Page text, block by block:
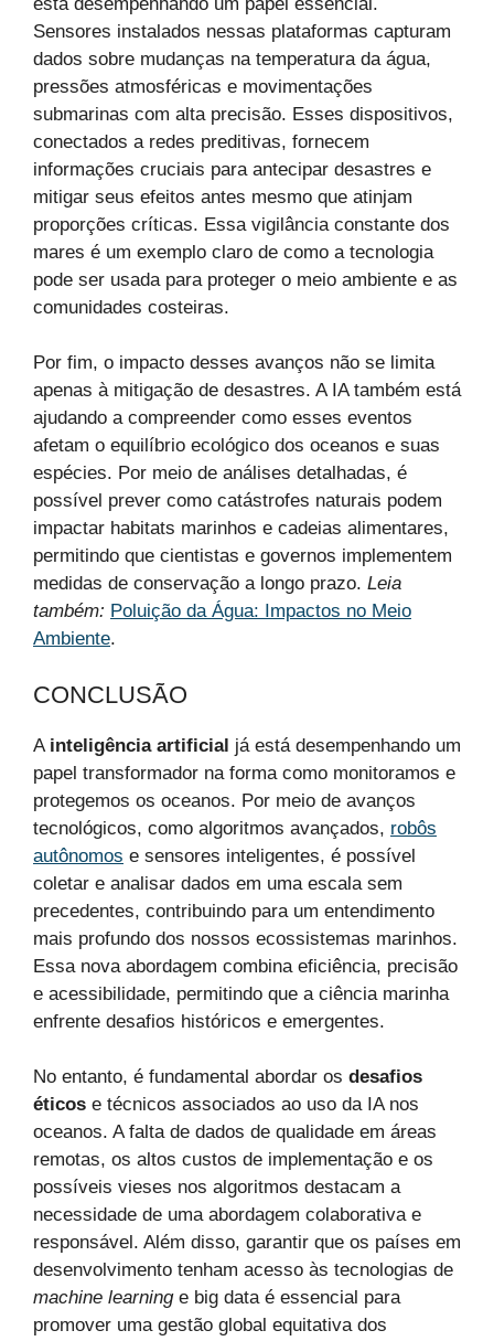
Sensores instalados nessas plataformas capturam
dados sobre mudanças na temperatura da água,
pressões atmosféricas e movimentações
submarinas com alta precisão. Esses dispositivos,
conectados a redes preditivas, fornecem
informações cruciais para antecipar desastres e
mitigar seus efeitos antes mesmo que atinjam
proporções críticas. Essa vigilância constante dos
mares é um exemplo claro de como a tecnologia
pode ser usada para proteger o meio ambiente e as
comunidades costeiras.
Por fim, o impacto desses avanços não se limita
apenas à mitigação de desastres. A IA também está
ajudando a compreender como esses eventos
afetam o equilíbrio ecológico dos oceanos e suas
espécies. Por meio de análises detalhadas, é
possível prever como catástrofes naturais podem
impactar habitats marinhos e cadeias alimentares,
permitindo que cientistas e governos implementem
medidas de conservação a longo prazo. Leia
também: Poluição da Água: Impactos no Meio
Ambiente.
CONCLUSÃO
A inteligência artificial já está desempenhando um
papel transformador na forma como monitoramos e
protegemos os oceanos. Por meio de avanços
tecnológicos, como algoritmos avançados, robôs
autônomos e sensores inteligentes, é possível
coletar e analisar dados em uma escala sem
precedentes, contribuindo para um entendimento
mais profundo dos nossos ecossistemas marinhos.
Essa nova abordagem combina eficiência, precisão
e acessibilidade, permitindo que a ciência marinha
enfrente desafios históricos e emergentes.
No entanto, é fundamental abordar os desafios
éticos e técnicos associados ao uso da IA nos
oceanos. A falta de dados de qualidade em áreas
remotas, os altos custos de implementação e os
possíveis vieses nos algoritmos destacam a
necessidade de uma abordagem colaborativa e
responsável. Além disso, garantir que os países em
desenvolvimento tenham acesso às tecnologias de
machine learninge big data é essencial para
promover uma gestão global equitativa dos